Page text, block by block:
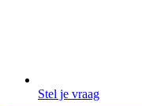
Stel je vraag